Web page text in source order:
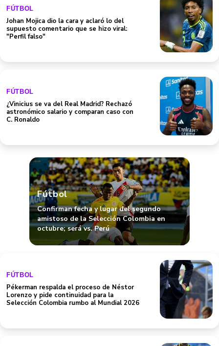
FÚTBOL
Johan Mojica dio la cara y aclaró lo del
supuesto comentario que se hizo viral:
"Perfil falso"
FÚTBOL
¿Vinicius se va del Real Madrid? Rechazó
astronómico salario y comparan caso con
C. Ronaldo
Fútbol
Confirman fecha y lugar del segundo
amistoso de la Selección Colombia en
octubre; será vs. Perú
FÚTBOL
Pékerman respalda el proceso de Néstor
Lorenzo y pide continuidad para la
Selección Colombia rumbo al Mundial 2026